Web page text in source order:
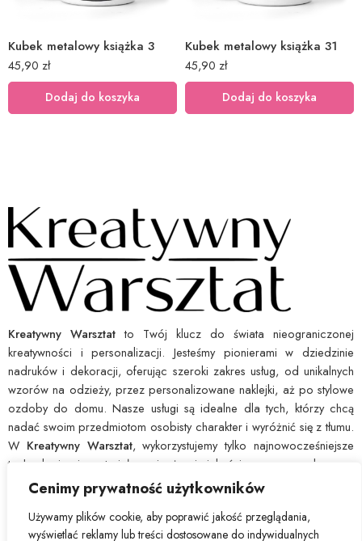
Cenimy prywatność użytkowników
Używamy plików cookie, aby poprawić jakość przeglądania,
wyświetlać reklamy lub treści dostosowane do indywidualnych
Kubek metalowy książka 3
45,90 zł
Dodaj do koszyka
Kubek metalowy książka 31
45,90 zł
Dodaj do koszyka
Kreatywny Warsztat to Twój klucz do świata nieograniczonej
kreatywności i personalizacji. Jesteśmy pionierami w dziedzinie
nadruków i dekoracji, oferując szeroki zakres usług, od unikalnych
wzorów na odzieży, przez personalizowane naklejki, aż po stylowe
ozdoby do domu. Nasze usługi są idealne dla tych, którzy chcą
nadać swoim przedmiotom osobisty charakter i wyróżnić się z tłumu.
W Kreatywny Warsztat, wykorzystujemy tylko najnowocześniejsze
technologie i materiały najwyższej jakości, co pozwala nam
zagwarantować wytrzymałość i ostrość każdego nadruku. Dajemy Ci
narzędzia, byś mógł łatwo wyrazić swoją indywidualność i ożywić
swoje pomysły. WybierzKreatywny Warsztat, by przekształcić